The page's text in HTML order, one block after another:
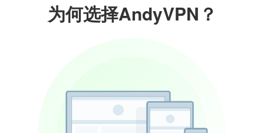
为何选择AndyVPN？